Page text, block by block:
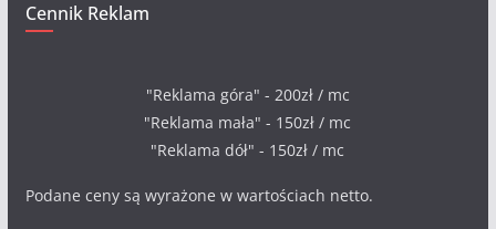
Cennik Reklam
"Reklama góra" - 200zł / mc
"Reklama mała" - 150zł / mc
"Reklama dół" - 150zł / mc
Podane ceny są wyrażone w wartościach netto.